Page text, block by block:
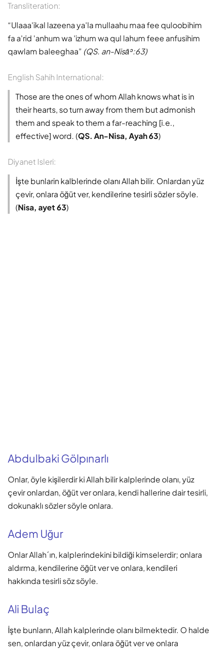
Transliteration:
Ulaaa'ikal lazeena ya'la mullaahu maa fee quloobihim
fa a'rid 'anhum wa 'izhum wa qul lahum feee anfusihim
qawlam baleeghaa (QS. an-Nisāʾ:63)
English Sahih International:
Those are the ones of whom Allah knows what is in
their hearts, so turn away from them but admonish
them and speak to them a far-reaching [i.e.,
effective] word. (QS. An-Nisa, Ayah 63)
Diyanet Isleri:
İşte bunlarin kalblerinde olanı Allah bilir. Onlardan yüz
çevir, onlara öğüt ver, kendilerine tesirli sözler söyle.
(Nisa, ayet 63)
Abdulbaki Gölpınarlı
Onlar, öyle kişilerdir ki Allah bilir kalplerinde olanı, yüz
çevir onlardan, öğüt ver onlara, kendi hallerine dair tesirli,
dokunaklı sözler söyle onlara.
Adem Uğur
Onlar Allah´ın, kalplerindekini bildiği kimselerdir; onlara
aldırma, kendilerine öğüt ver ve onlara, kendileri
hakkında tesirli söz söyle.
Ali Bulaç
İşte bunların, Allah kalplerinde olanı bilmektedir. O halde
sen, onlardan yüz çevir, onlara öğüt ver ve onlara